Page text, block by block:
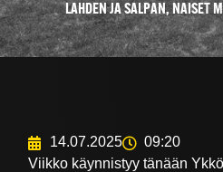
LAHDEN JA SALPAN, NAISET
14.07.2025
09:20
Viikko käynnistyy tänään